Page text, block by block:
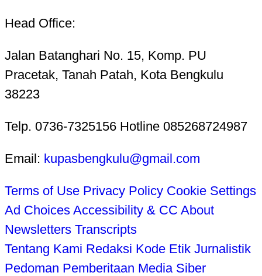
Head Office:
Jalan Batanghari No. 15, Komp. PU
Pracetak, Tanah Patah, Kota Bengkulu
38223
Telp. 0736-7325156 Hotline 085268724987
Email: kupasbengkulu@gmail.com
Terms of Use Privacy Policy Cookie Settings
Ad Choices Accessibility & CC About
Newsletters Transcripts
Tentang Kami Redaksi Kode Etik Jurnalistik
Pedoman Pemberitaan Media Siber